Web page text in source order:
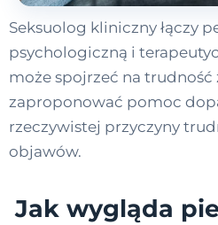
Seksuolog kliniczny łączy
psychologiczną i
może spojrzeć na trudność
zaproponować pomoc
rzeczywistej przyczyny
objawów.
Jak wygląda